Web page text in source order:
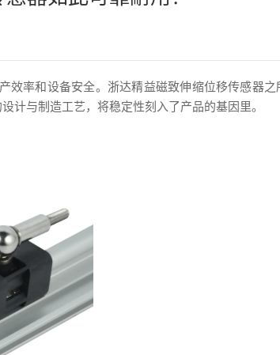
效率和设备安全。浙达精益磁致伸缩位移传感器
计与制造工艺，将稳定性刻入了产品的基因里。